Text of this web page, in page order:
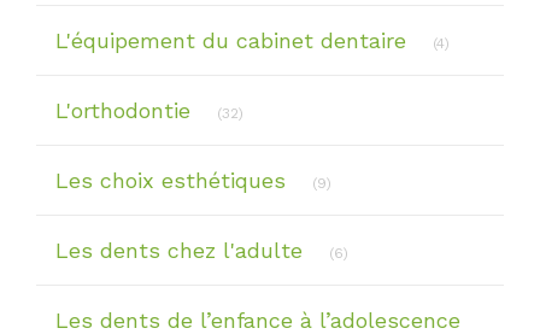
L'équipement du cabinet dentaire (4)
L'orthodontie (32)
Les choix esthétiques (9)
Les dents chez l'adulte (6)
Les dents de l’enfance à l’adolescence